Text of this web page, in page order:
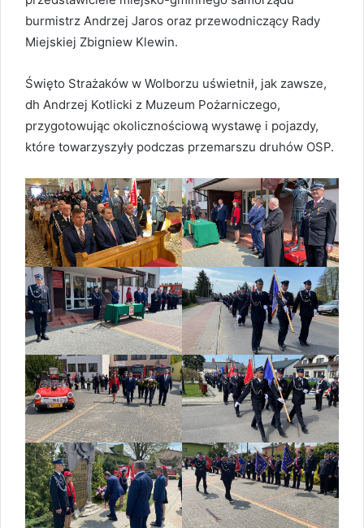
burmistrz Andrzej Jaros oraz przewodniczący Rady
Miejskiej Zbigniew Klewin.
Święto Strażaków w Wolborzu uświetnił, jak zawsze,
dh Andrzej Kotlicki z Muzeum Pożarniczego,
przygotowując okolicznościową wystawę i pojazdy,
które towarzyszyły podczas przemarszu druhów OSP.